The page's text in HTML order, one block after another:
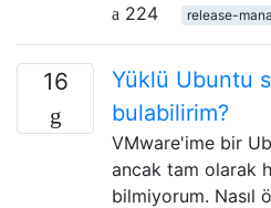
224
release-
16
Yüklü Ubuntu
bulabilirim?
VMware'ime bir
ancak tam olarak
bilmiyorum. Nasıl